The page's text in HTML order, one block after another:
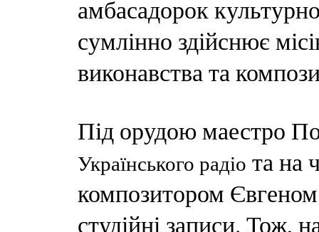
амбасадорок
сумлінно здійснює
виконавства та
Під орудою маестро
Українського радіо та на
композитором
студійні записи. Тож,